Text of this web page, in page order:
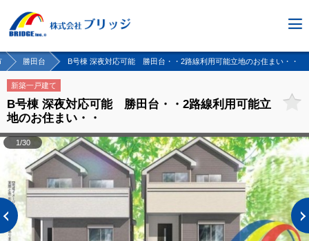
勝田台 B号棟 深夜対応可能 勝田台・・2路線利用可能立地のお住まい・・
新築一戸建て
B号棟 深夜対応可能 勝田台・・2路線利用可能立
地のお住まい・・
1/30